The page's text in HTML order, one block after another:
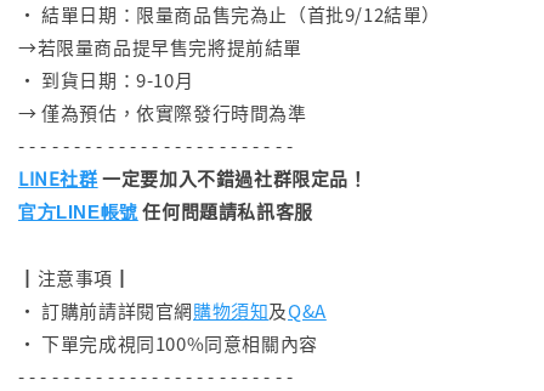
• 結單日期：限量商品售完為止（首批9/12結單）
→若限量商品提早售完將提前結單
• 到貨日期：9-10月
→ 僅為預估，依實際發行時間為準
- - - - - - - - - - - - - - - - - - - - - - - - -
LINE社群一定要加入不錯過社群限定品！
官方LINE帳號 任何問題請私訊客服
┃注意事項┃
• 訂購前請詳閱官網購物須知及Q&A
• 下單完成視同100%同意相關內容
- - - - - - - - - - - - - - - - - - - - - - - - -